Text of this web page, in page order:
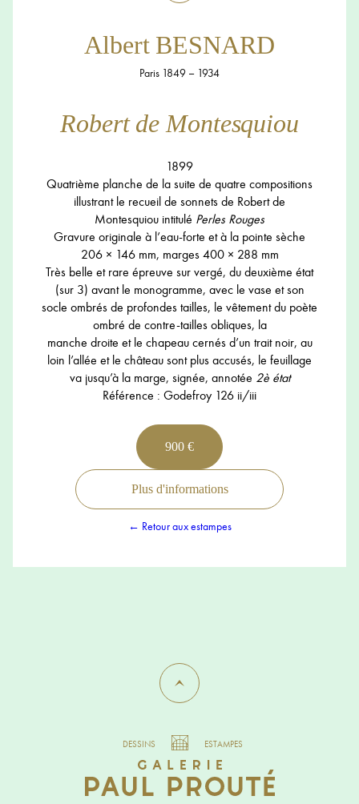
Albert BESNARD
Paris 1849 – 1934
Robert de Montesquiou
1899
Quatrième planche de la suite de quatre compositions
illustrant le recueil de sonnets de Robert de
Montesquiou intitulé Perles Rouges
Gravure originale à l’eau-forte et à la pointe sèche
206 × 146 mm, marges 400 × 288 mm
Très belle et rare épreuve sur vergé, du deuxième état
(sur 3) avant le monogramme, avec le vase et son
socle ombrés de profondes tailles, le vêtement du poète
ombré de contre-tailles obliques, la
manche droite et le chapeau cernés d’un trait noir, au
loin l’allée et le château sont plus accusés, le feuillage
va jusqu’à la marge, signée, annotée 2è état
Référence : Godefroy 126 ii/iii
900 €
Plus d'informations
← Retour aux estampes
DESSINS ESTAMPES